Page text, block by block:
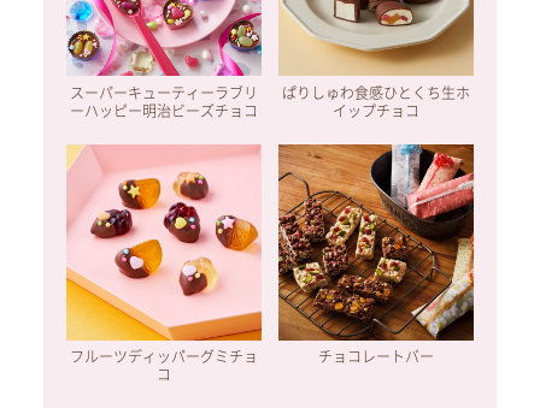
スーパーキューティーラブリ
ーハッピー明治ビーズチョコ
ぱりしゅわ食感ひとくち生ホ
イップチョコ
フルーツディッパーグミチョ
コ
チョコレートバー